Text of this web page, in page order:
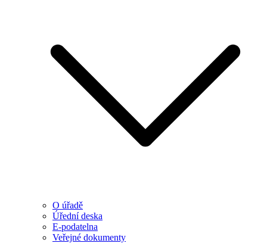
O úřadě
Úřední deska
E-podatelna
Veřejné dokumenty